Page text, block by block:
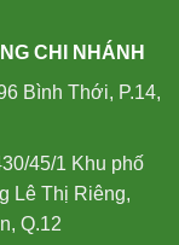
CHI NHÁNH
Bình Thới, P.14,
45/1 Khu phố
Lê Thị Riêng,
Q.12